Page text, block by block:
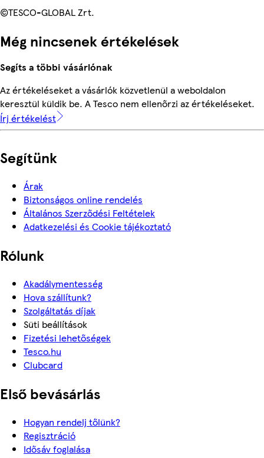
©TESCO-GLOBAL Zrt.
Még nincsenek értékelések
Segíts a többi vásárlónak
Az értékeléseket a vásárlók közvetlenül a weboldalon
keresztül küldik be. A Tesco nem ellenőrzi az értékeléseket.
Írj értékelést
Segítünk
Árak
Biztonságos online rendelés
Általános Szerződési Feltételek
Adatkezelési és Cookie tájékoztató
Rólunk
Akadálymentesség
Hova szállítunk?
Szolgáltatás díjak
Süti beállítások
Fizetési lehetőségek
Tesco.hu
Clubcard
Első bevásárlás
Hogyan rendelj tőlünk?
Regisztráció
Idősáv foglalása